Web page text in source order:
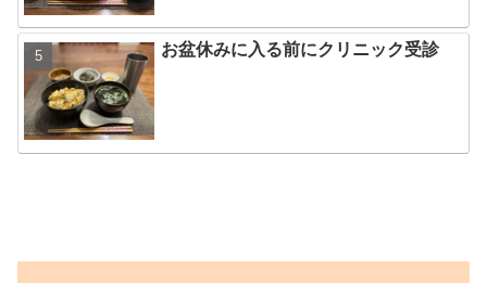
お盆休みに入る前にクリニック受診